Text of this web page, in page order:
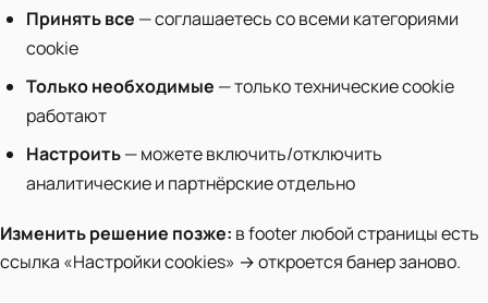
Принять все — соглашаетесь со всеми категориями
cookie
Только необходимые — только технические cookie
работают
Настроить— можете включить/отключить
аналитические и партнёрские отдельно
Изменить решение позже: в footer любой страницы есть
ссылка «Настройки cookies» → откроется банер заново.